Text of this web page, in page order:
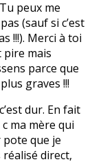
peux me
(sauf si c’est
!!!). Merci à toi
pire mais
parce que
graves !!!
dur. En fait
ma mère qui
pote que je
réalisé direct,